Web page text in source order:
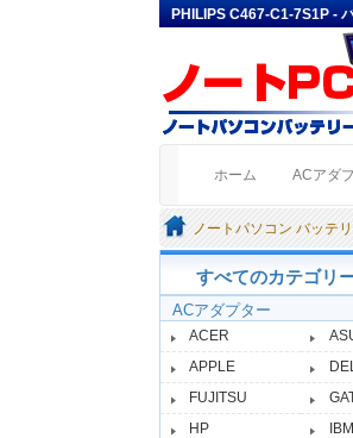
PHILIPS C467-C1-7S1P -
ホーム (current)ACアダ
ノートパソコン バッテ
すべてのカテゴリ
ACアダプター
ACER
APPLE
FUJITSU
HP
IBM